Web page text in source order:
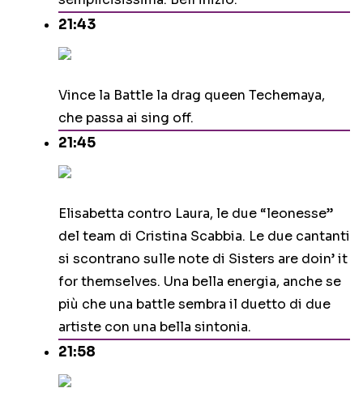
21:43
Vince la Battle la drag queen Techemaya,
che passa ai sing off.
21:45
Elisabetta contro Laura, le due “leonesse”
del team di Cristina Scabbia. Le due cantanti
si scontrano sulle note di Sisters are doin’ it
for themselves. Una bella energia, anche se
più che una battle sembra il duetto di due
artiste con una bella sintonia.
21:58